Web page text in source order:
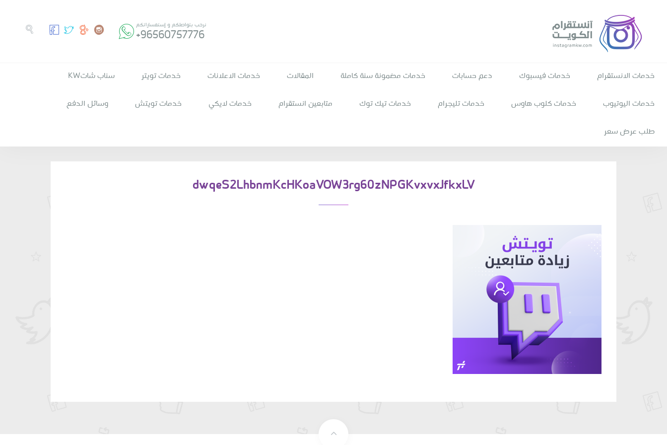
نرحب بتواصلكم و إستفساراتكم
+96560757776
خدمات الانستقرام خدمات فيسبوك دعم حسابات خدمات مضمونة سنة كاملة المقالات خدمات الاعلانات خدمات تويتر
سناب شاتKW
خدمات اليوتيوب
خدمات كلوب هاوس خدمات تليجرام خدمات تيك توك متابعين انستقرام خدمات لايكي خدمات تويتش
وسائل الدفع
طلب عرض سعر
dwqeS2LhbnmKcHKoaVOW3rg60zNPGKvxvxJfkxLV